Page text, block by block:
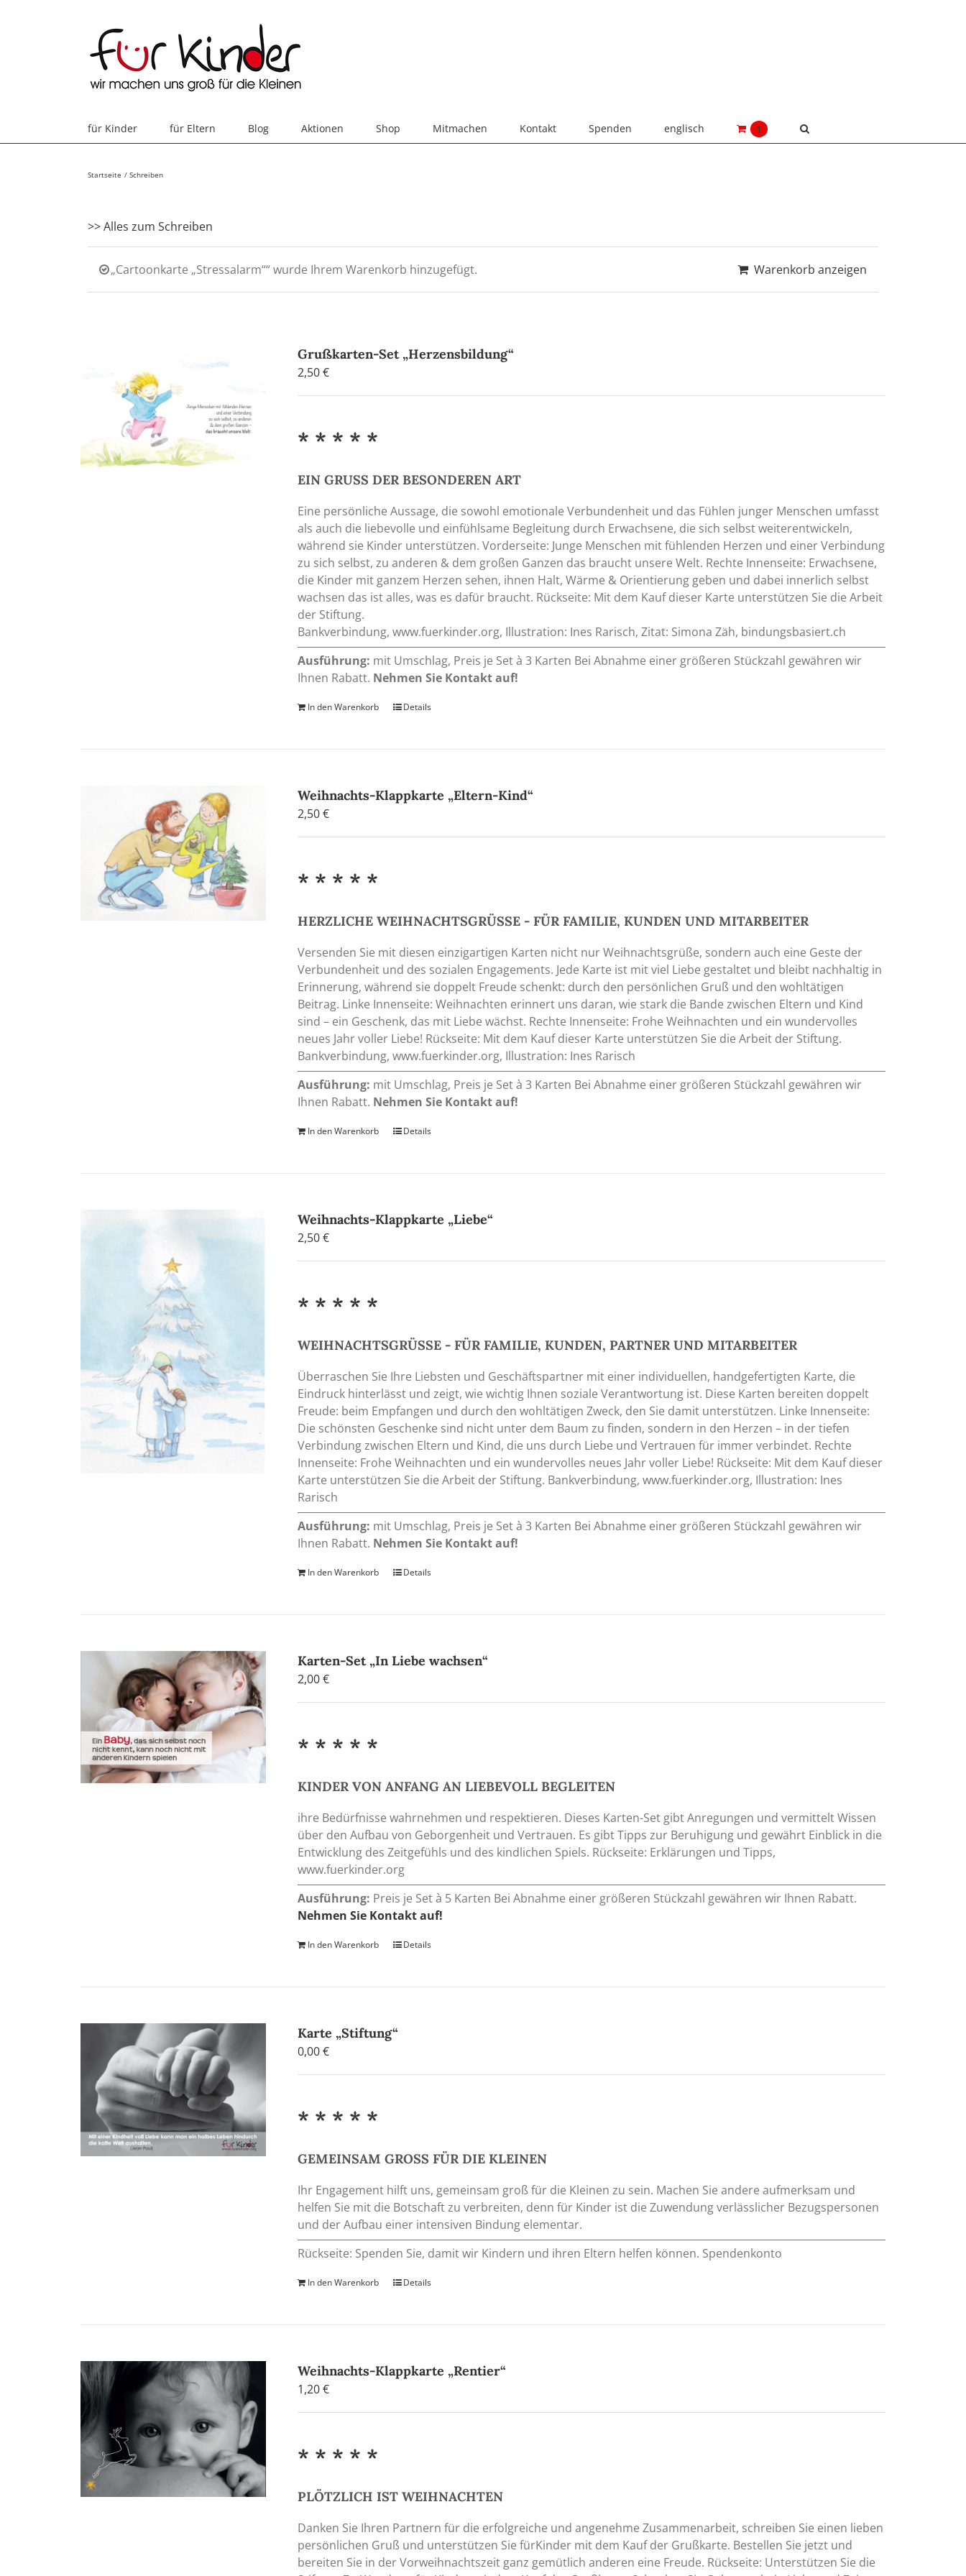
für Kinder für Eltern Blog Aktionen Shop Mitmachen Kontakt Spenden englisch 1
Startseite Schreiben
>> Alles zum Schreiben
„Cartoonkarte „Stressalarm““ wurde Ihrem Warenkorb hinzugefügt. Warenkorb anzeigen
Grußkarten-Set „Herzensbildung“
2,50€
* * * * *
EIN GRUSS DER BESONDEREN ART
Eine persönliche Aussage, die sowohl emotionale Verbundenheit und das Fühlen junger Menschen umfasst
als auch die liebevolle und einfühlsame Begleitung durch Erwachsene, die sich selbst weiterentwickeln,
während sie Kinder unterstützen. Vorderseite: Junge Menschen mit fühlenden Herzen und einer Verbindung
zu sich selbst, zu anderen & dem großen Ganzen das braucht unsere Welt. Rechte Innenseite: Erwachsene,
die Kinder mit ganzem Herzen sehen, ihnen Halt, Wärme & Orientierung geben und dabei innerlich selbst
wachsen das ist alles, was es dafür braucht. Rückseite: Mit dem Kauf dieser Karte unterstützen Sie die Arbeit
der Stiftung.
Bankverbindung, www.fuerkinder.org, Illustration: Ines Rarisch, Zitat: Simona Zäh, bindungsbasiert.ch
Ausführung: mit Umschlag, Preis je Set à 3 Karten Bei Abnahme einer größeren Stückzahl gewähren wir
Ihnen Rabatt. Nehmen Sie Kontakt auf!
In den Warenkorb Details
Weihnachts-Klappkarte „Eltern-Kind“
2,50€
* * * * *
HERZLICHE WEIHNACHTSGRÜSSE - FÜR FAMILIE, KUNDEN UND MITARBEITER
Versenden Sie mit diesen einzigartigen Karten nicht nur Weihnachtsgrüße, sondern auch eine Geste der
Verbundenheit und des sozialen Engagements. Jede Karte ist mit viel Liebe gestaltet und bleibt nachhaltig in
Erinnerung, während sie doppelt Freude schenkt: durch den persönlichen Gruß und den wohltätigen
Beitrag. Linke Innenseite: Weihnachten erinnert uns daran, wie stark die Bande zwischen Eltern und Kind
sind – ein Geschenk, das mit Liebe wächst. Rechte Innenseite: Frohe Weihnachten und ein wundervolles
neues Jahr voller Liebe! Rückseite: Mit dem Kauf dieser Karte unterstützen Sie die Arbeit der Stiftung.
Bankverbindung, www.fuerkinder.org, Illustration: Ines Rarisch
Ausführung: mit Umschlag, Preis je Set à 3 Karten Bei Abnahme einer größeren Stückzahl gewähren wir
Ihnen Rabatt. Nehmen Sie Kontakt auf!
In den Warenkorb Details
Weihnachts-Klappkarte „Liebe“
2,50€
* * * * *
WEIHNACHTSGRÜSSE - FÜR FAMILIE, KUNDEN, PARTNER UND MITARBEITER
Überraschen Sie Ihre Liebsten und Geschäftspartner mit einer individuellen, handgefertigten Karte, die
Eindruck hinterlässt und zeigt, wie wichtig Ihnen soziale Verantwortung ist. Diese Karten bereiten doppelt
Freude: beim Empfangen und durch den wohltätigen Zweck, den Sie damit unterstützen. Linke Innenseite:
Die schönsten Geschenke sind nicht unter dem Baum zu finden, sondern in den Herzen – in der tiefen
Verbindung zwischen Eltern und Kind, die uns durch Liebe und Vertrauen für immer verbindet. Rechte
Innenseite: Frohe Weihnachten und ein wundervolles neues Jahr voller Liebe! Rückseite: Mit dem Kauf dieser
Karte unterstützen Sie die Arbeit der Stiftung. Bankverbindung, www.fuerkinder.org, Illustration: Ines
Rarisch
Ausführung: mit Umschlag, Preis je Set à 3 Karten Bei Abnahme einer größeren Stückzahl gewähren wir
Ihnen Rabatt. Nehmen Sie Kontakt auf!
In den Warenkorb Details
Karten-Set „In Liebe wachsen“
2,00€
* * * * *
KINDER VON ANFANG AN LIEBEVOLL BEGLEITEN
ihre Bedürfnisse wahrnehmen und respektieren. Dieses Karten-Set gibt Anregungen und vermittelt Wissen
über den Aufbau von Geborgenheit und Vertrauen. Es gibt Tipps zur Beruhigung und gewährt Einblick in die
Entwicklung des Zeitgefühls und des kindlichen Spiels. Rückseite: Erklärungen und Tipps,
www.fuerkinder.org
Ausführung: Preis je Set à 5 Karten Bei Abnahme einer größeren Stückzahl gewähren wir Ihnen Rabatt.
Nehmen Sie Kontakt auf!
In den Warenkorb Details
Karte „Stiftung“
0,00€
* * * * *
GEMEINSAM GROSS FÜR DIE KLEINEN
Ihr Engagement hilft uns, gemeinsam groß für die Kleinen zu sein. Machen Sie andere aufmerksam und
helfen Sie mit die Botschaft zu verbreiten, denn für Kinder ist die Zuwendung verlässlicher Bezugspersonen
und der Aufbau einer intensiven Bindung elementar.
Rückseite: Spenden Sie, damit wir Kindern und ihren Eltern helfen können. Spendenkonto
In den Warenkorb Details
Weihnachts-Klappkarte „Rentier“
1,20€
* * * * *
PLÖTZLICH IST WEIHNACHTEN
Danken Sie Ihren Partnern für die erfolgreiche und angenehme Zusammenarbeit, schreiben Sie einen lieben
persönlichen Gruß und unterstützen Sie fürKinder mit dem Kauf der Grußkarte. Bestellen Sie jetzt und
bereiten Sie in der Vorweihnachtszeit ganz gemütlich anderen eine Freude. Rückseite: Unterstützen Sie die